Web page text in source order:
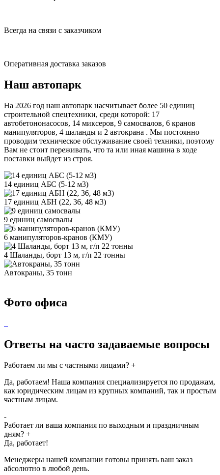
Всегда на связи с заказчиком
Оперативная доставка заказов
Наш автопарк
На 2026 год наш автопарк насчитывает более 50 единиц
строительной спецтехники, среди которой: 17
автобетононасосов, 14 миксеров, 9 самосвалов, 6 кранов
манипуляторов, 4 шаланды и 2 автокрана . Мы постоянно
проводим техническое обслуживание своей техники, поэтому
Вам не стоит переживать, что та или иная машина в ходе
поставки выйдет из строя.
14 единиц АБС (5-12 м3)
17 единиц АБН (22, 36, 48 м3)
9 единиц самосвалы
6 манипуляторов-кранов (КМУ)
4 Шаланды, борт 13 м, г/п 22 тонны
Автокраны, 35 тонн
Фото офиса
Ответы на часто задаваемые вопросы
Работаем ли мы с частными лицами? +
Да, работаем! Наша компания специализируется по продажам,
как юридическим лицам из крупных компаний, так и простым
частным лицам.
-
Работает ли ваша компания по выходным и праздничным
дням? +
Да, работает!
Менеджеры нашей компании готовы принять ваш заказ
абсолютно в любой день.